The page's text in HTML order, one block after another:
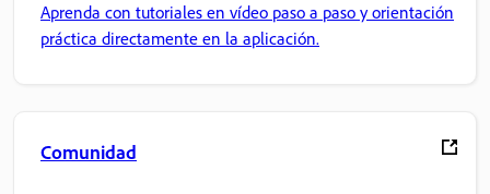
Aprenda con tutoriales en vídeo paso a paso y orientación
práctica directamente en la aplicación.
Comunidad